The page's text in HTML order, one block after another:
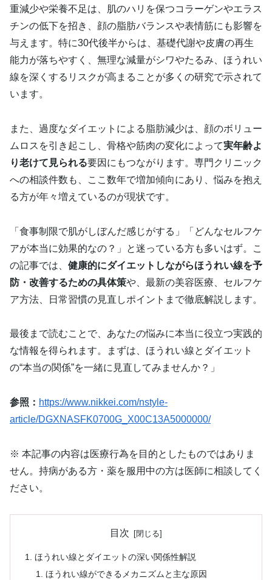
重減少や栄養不足は、肌のハリを保つコラーゲンやエラス
チンの低下を招き、顔の脂肪バランスや表情筋にも影響を
与えます。特に30代後半からは、基礎代謝や皮膚の再生
能力が落ちやすく、無理な減量がシワやたるみ、ほうれい
線を深くするリスクが高まることが多くの研究で示されて
います。
また、過度なダイエットによる脂肪減少は、顔のボリュー
ムロスを引き起こし、骨格や筋肉の変化によって実年齢よ
り老けて見られる要因にもつながります。専門クリニック
への相談件数も、ここ数年で増加傾向にあり、悩みを抱え
る方が年々増えているのが現状です。
「食事制限で肌がしぼんだ感じがする」「どんなセルフケ
アが本当に効果的なの？」と迷っている方も多いはず。こ
の記事では、 健康的にダイエットしながらほうれい線を予
防・改善するための具体策や、最新の美容医療、セルフケ
ア方法、日常習慣の見直しポイントまで徹底解説します。
最後まで読むことで、あなたの悩みに本当に役立つ実践的
な情報を得られます。まずは、ほうれい線とダイエット
の“本当の関係”を一緒に見直してみませんか？」
参照： https://www.nikkei.com/nstyle-
article/DGXNASFK0700G_X00C13A5000000/
※ 本記事の内容は医療行為を目的としたものではありま
せん。持病がある方・薬を服用中の方は医師に相談してく
ださい。
目次
ほうれい線とダイエットの深い関係性解説
ほうれい線ができるメカニズムと主な原因